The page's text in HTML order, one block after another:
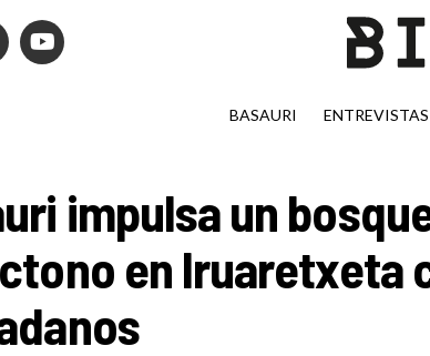
BASAURI ENTREVISTAS
impulsa un
en Iruaretxeta